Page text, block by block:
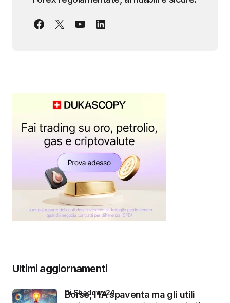
Ultimi aggiornamenti
Borse, l’IA spaventa ma gli utili
di Shadowx24